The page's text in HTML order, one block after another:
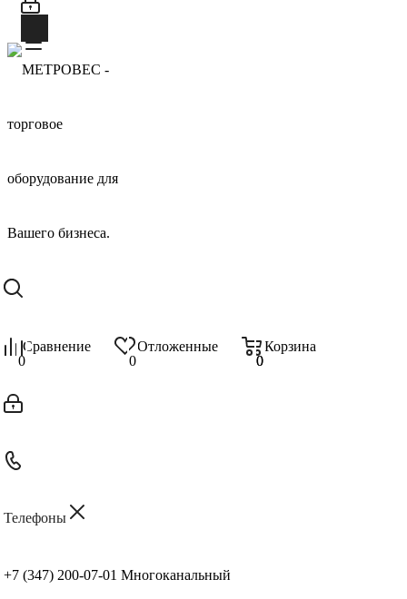
Сравнение
0
Отложенные
0
Корзина
0
0
Телефоны
+7 (347) 200-07-01 Многоканальный